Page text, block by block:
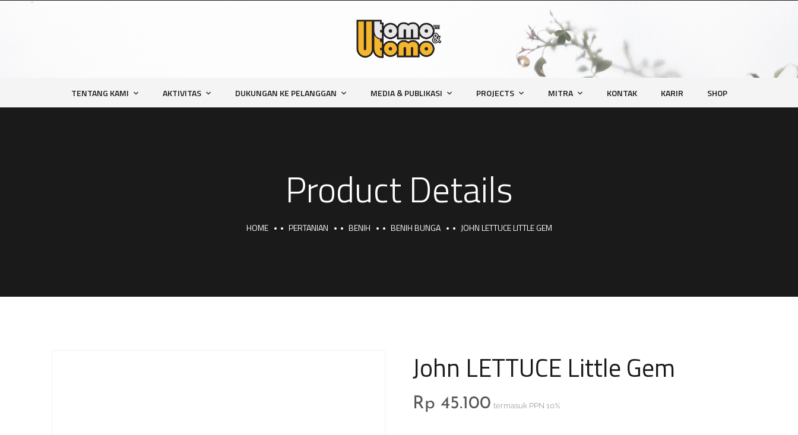
TENTANG KAMI AKTIVITAS DUKUNGAN KE PELANGGAN MEDIA & PUBLIKASI PROJECTS MITRA KONTAK KARIR SHOP
Product Details
HOME PERTANIAN BENIH BENIH BUNGA JOHN LETTUCE LITTLE GEM
John LETTUCE Little Gem
Rp 45.100 termasuk PPN 10%